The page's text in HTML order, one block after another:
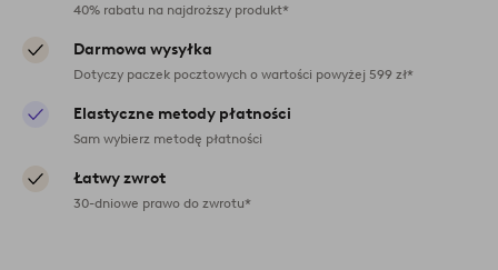
40% rabatu na najdroższy produkt*
Darmowa wysyłka
Dotyczy paczek pocztowych o wartości powyżej 599 zł*
Elastyczne metody płatności
Sam wybierz metodę płatności
Łatwy zwrot
30-dniowe prawo do zwrotu*